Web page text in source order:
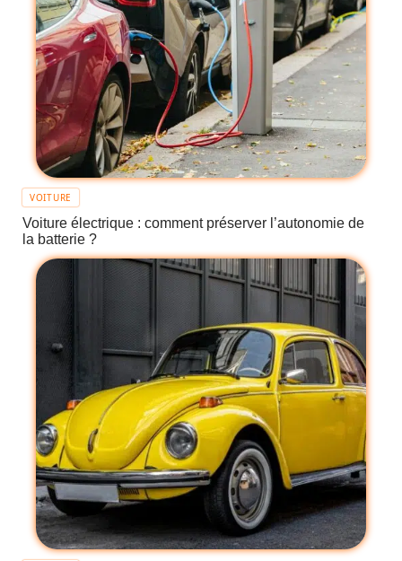
VOITURE
Voiture électrique : comment préserver l’autonomie de
la batterie ?